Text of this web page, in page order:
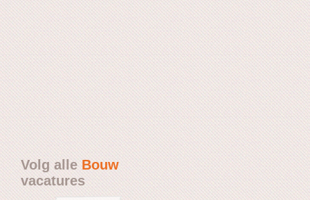
Volg alleBouw
vacatures